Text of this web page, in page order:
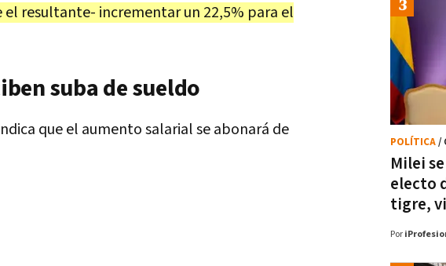
el resultante- incrementar un 22,5% para el
suba de sueldo
que el aumento salarial se abonará de
Milei
electo
tigre,
POLÍTICA/
Por